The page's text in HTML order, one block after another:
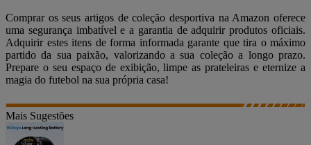
Comprar os seus artigos de coleção desportiva na Amazon oferece
uma segurança imbatível e a garantia de adquirir produtos oficiais.
Adquirir estes itens de forma informada garante que tira o máximo
partido da sua paixão, valorizando a sua coleção a longo prazo.
Prepare o seu espaço de exibição, limpe as prateleiras e eternize a
magia do futebol na sua própria casa!
Mais Sugestões